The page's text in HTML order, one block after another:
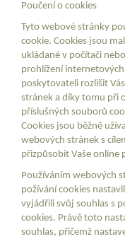
Poučení o cookies
Tyto webové stránky
cookie. Cookies jsou
ukládané v počítači
prohlížení
poskytovateli rozlišit
stránek a díky tomu při
příslušných souborů
Cookies jsou běžně
webových stránek s
přizpůsobit Vaše online
Používáním webových
požívání cookies
vyjádřili svůj souhlas s
cookies. Právě toto
souhlas, přičemž